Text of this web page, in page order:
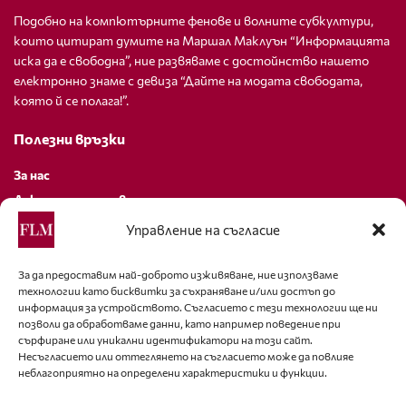
Управление на съгласие
За да предоставим най-доброто изживяване, ние използваме
технологии като бисквитки за съхраняване и/или достъп до
информация за устройството. Съгласието с тези технологии ще ни
позволи да обработваме данни, като например поведение при
сърфиране или уникални идентификатори на този сайт.
Несъгласието или оттеглянето на съгласието може да повлияе
неблагоприятно на определени характеристики и функции.
Подобно на компютърните фенове и волните субкултури,
които цитират думите на Маршал Маклуън “Информацията
иска да е свободна”, ние развяваме с достойнство нашето
електронно знаме с девиза “Дайте на модата свободата,
която й се полага!”.
Полезни връзки
За нас
Декларация за поверителност
Политика за бисквитки
За контакти
editor@fashion-lifestyle.net
+359 88 227 33 47
Последвайте ни